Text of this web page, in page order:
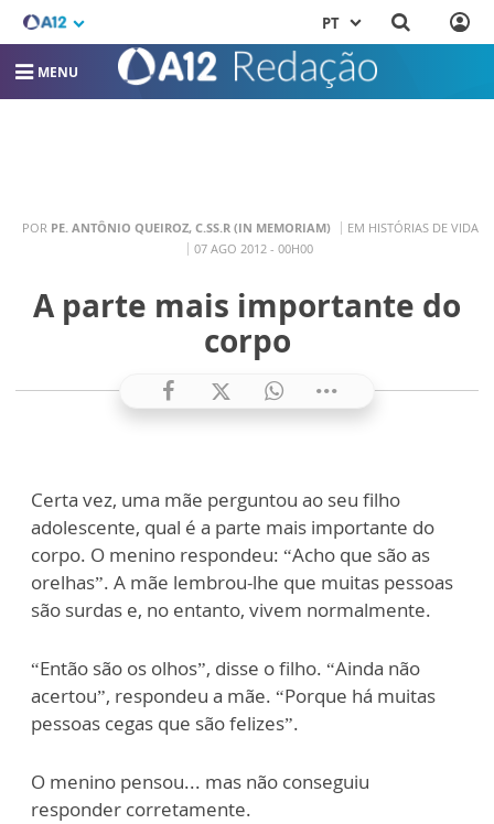
PT
MENU
POR PE. ANTÔNIO QUEIROZ, C.SS.R (IN MEMORIAM)
EM HISTÓRIAS DE VIDA
07 AGO 2012 - 00H00
A parte mais importante do
corpo
Certa vez, uma mãe perguntou ao seu filho
adolescente, qual é a parte mais importante do
corpo. O menino respondeu: “Acho que são as
orelhas”. A mãe lembrou-lhe que muitas pessoas
são surdas e, no entanto, vivem normalmente.
“Então são os olhos”, disse o filho. “Ainda não
acertou”, respondeu a mãe. “Porque há muitas
pessoas cegas que são felizes”.
O menino pensou... mas não conseguiu
responder corretamente.